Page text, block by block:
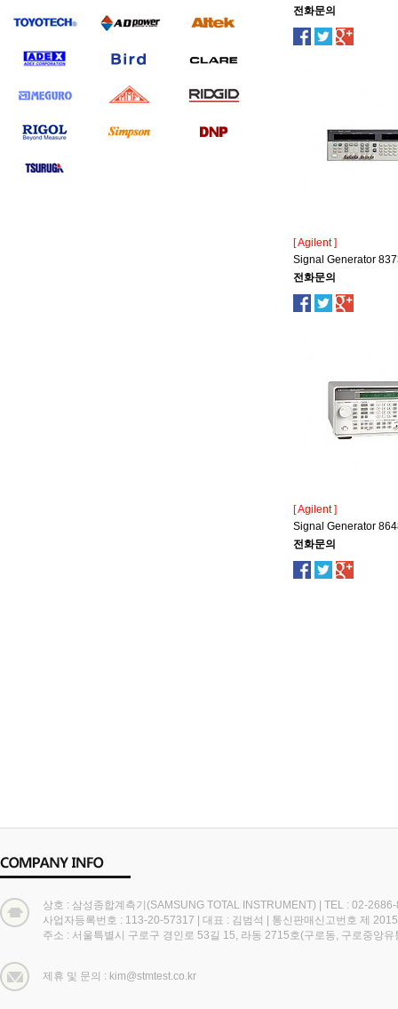
전화문의
[ Agilent ]
Signal Generator
전화문의
[ Agilent ]
Signal Generator
전화문의
상호 : 삼성종합계측기(SAMSUNG TOTAL INSTRUMENT) | TEL : 02-
사업자등록번호 : 113-20-57317 | 대표 : 김범석 | 통신판매신고번호 제
주소 : 서울특별시 구로구 경인로 53길 15, 라동 2715호(구로동, 구로중앙유
제휴 및 문의 : kim@stmtest.co.kr